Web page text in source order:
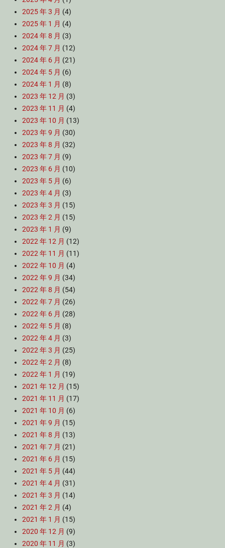
2025 年 3 月 (4)
2025 年 1 月 (4)
2024 年 8 月 (3)
2024 年 7 月 (12)
2024 年 6 月 (21)
2024 年 5 月 (6)
2024 年 1 月 (8)
2023 年 12 月 (3)
2023 年 11 月 (4)
2023 年 10 月 (13)
2023 年 9 月 (30)
2023 年 8 月 (32)
2023 年 7 月 (9)
2023 年 6 月 (10)
2023 年 5 月 (6)
2023 年 4 月 (3)
2023 年 3 月 (15)
2023 年 2 月 (15)
2023 年 1 月 (9)
2022 年 12 月 (12)
2022 年 11 月 (11)
2022 年 10 月 (4)
2022 年 9 月 (34)
2022 年 8 月 (54)
2022 年 7 月 (26)
2022 年 6 月 (28)
2022 年 5 月 (8)
2022 年 4 月 (3)
2022 年 3 月 (25)
2022 年 2 月 (8)
2022 年 1 月 (19)
2021 年 12 月 (15)
2021 年 11 月 (17)
2021 年 10 月 (6)
2021 年 9 月 (15)
2021 年 8 月 (13)
2021 年 7 月 (21)
2021 年 6 月 (15)
2021 年 5 月 (44)
2021 年 4 月 (31)
2021 年 3 月 (14)
2021 年 2 月 (4)
2021 年 1 月 (15)
2020 年 12 月 (9)
2020 年 11 月 (3)